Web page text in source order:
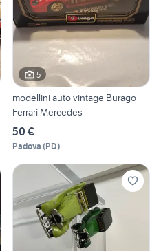
5
modellini auto vintage Burago
Ferrari Mercedes
50 €
Padova (PD)